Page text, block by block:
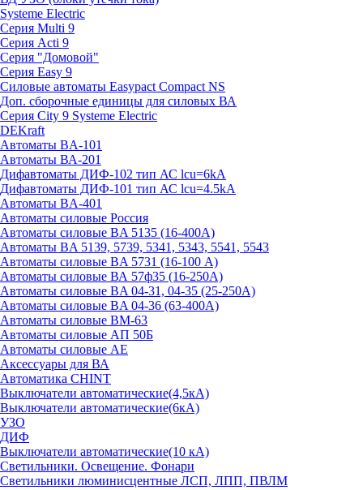
Systeme Electric
Серия Multi 9
Серия Acti 9
Серия "Домовой"
Серия Easy 9
Силовые автоматы Easypact Compact NS
Доп. сборочные единицы для силовых ВА
Серия City 9 Systeme Electric
DEKraft
Автоматы BA-101
Автоматы ВА-201
Дифавтоматы ДИФ-102 тип АС lcu=6kA
Дифавтоматы ДИФ-101 тип АС lcu=4.5kA
Автоматы BA-401
Автоматы силовые Россия
Автоматы силовые BA 5135 (16-400А)
Автоматы BA 5139, 5739, 5341, 5343, 5541, 5543
Автоматы силовые BA 5731 (16-100 А)
Автоматы силовые ВА 57ф35 (16-250А)
Автоматы силовые BA 04-31, 04-35 (25-250А)
Автоматы силовые BA 04-36 (63-400А)
Автоматы силовые ВМ-63
Автоматы силовые АП 50Б
Автоматы силовые АЕ
Аксессуары для ВА
Автоматика CHINT
Выключатели автоматические(4,5кА)
Выключатели автоматические(6кА)
УЗО
ДИФ
Выключатели автоматические(10 кА)
Светильники. Освещение. Фонари
Светильники люминисцентные ЛСП, ЛПП, ПВЛМ